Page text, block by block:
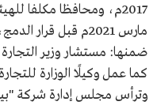
تعليمه
ماجستير
ويلز".
ماجستير
مارس 2021م قبل
ضمنها: مستشار وزير
كما عمل وكيلًا الوزارة
وترأس مجلس إدارة شركة